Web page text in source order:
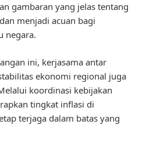
gambaran yang jelas tentang
menjadi acuan bagi
negara.
ini, kerjasama antar
ekonomi regional juga
koordinasi kebijakan
tingkat inflasi di
terjaga dalam batas yang